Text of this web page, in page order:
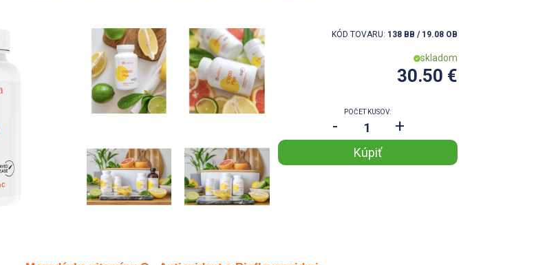
KÓD TOVARU: 138 BB / 19.08 OB
skladom
30.50 €
POČET KUSOV:
- +